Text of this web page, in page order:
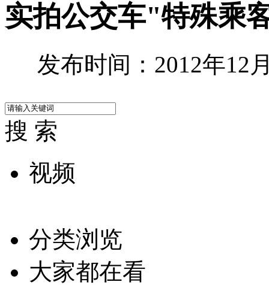
实拍公交车"特殊乘
发布时间：2012年12
搜 索
视频
分类浏览
大家都在看